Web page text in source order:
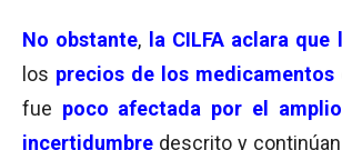
No obstante, la CILFA aclara que
los precios de los medicamentos
fue poco afectada por el
incertidumbre descrito y